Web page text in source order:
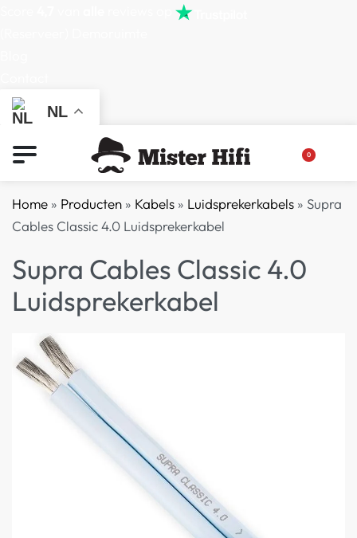
NL
0
Home » Producten » Kabels » Luidsprekerkabels » Supra
Cables Classic 4.0 Luidsprekerkabel
Supra Cables Classic 4.0
Luidsprekerkabel